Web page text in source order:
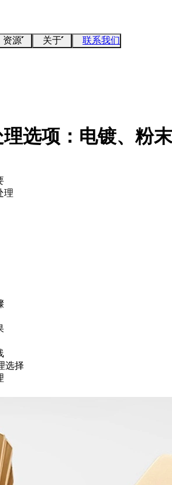
资源 关于 联系我们
选项：电镀、粉
理
选择